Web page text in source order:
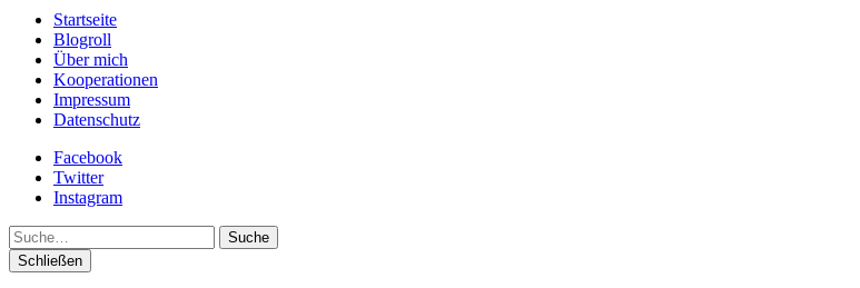
Startseite
Blogroll
Über mich
Kooperationen
Impressum
Datenschutz
Facebook
Twitter
Instagram
Suche
Schließen